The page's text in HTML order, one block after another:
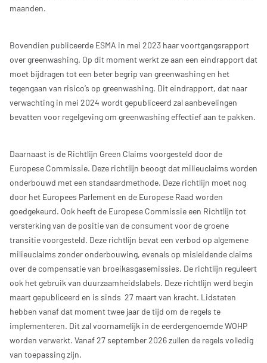
maanden.
Bovendien publiceerde ESMA in mei 2023 haar voortgangsrapport
over greenwashing. Op dit moment werkt ze aan een eindrapport dat
moet bijdragen tot een beter begrip van greenwashing en het
tegengaan van risico’s op greenwashing. Dit eindrapport, dat naar
verwachting in mei 2024 wordt gepubliceerd zal aanbevelingen
bevatten voor regelgeving om greenwashing effectief aan te pakken.
Daarnaast is de Richtlijn Green Claims voorgesteld door de
Europese Commissie. Deze richtlijn beoogt dat milieuclaims worden
onderbouwd met een standaardmethode. Deze richtlijn moet nog
door het Europees Parlement en de Europese Raad worden
goedgekeurd. Ook heeft de Europese Commissie een Richtlijn tot
versterking van de positie van de consument voor de groene
transitie voorgesteld. Deze richtlijn bevat een verbod op algemene
milieuclaims zonder onderbouwing, evenals op misleidende claims
over de compensatie van broeikasgasemissies. De richtlijn reguleert
ook het gebruik van duurzaamheidslabels. Deze richtlijn werd begin
maart gepubliceerd en is sinds 27 maart van kracht. Lidstaten
hebben vanaf dat moment twee jaar de tijd om de regels te
implementeren. Dit zal voornamelijk in de eerdergenoemde WOHP
worden verwerkt. Vanaf 27 september 2026 zullen de regels volledig
van toepassing zijn.